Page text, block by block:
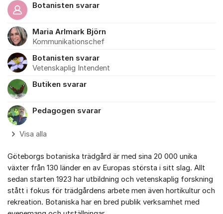
Botanisten svarar
Maria Arlmark Björn
Kommunikationschef
Botanisten svarar
Vetenskaplig Intendent
Butiken svarar
Pedagogen svarar
Visa alla
Göteborgs botaniska trädgård är med sina 20 000 unika
växter från 130 länder en av Europas största i sitt slag. Allt
sedan starten 1923 har utbildning och vetenskaplig forskning
stått i fokus för trädgårdens arbete men även hortikultur och
rekreation. Botaniska har en bred publik verksamhet med